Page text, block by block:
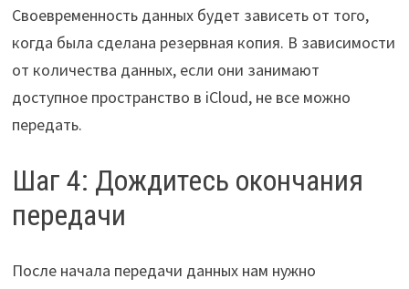
Своевременность данных будет зависеть от того,
когда была сделана резервная копия. В зависимости
от количества данных, если они занимают
доступное пространство в iCloud, не все можно
передать.
Шаг 4: Дождитесь окончания
передачи
После начала передачи данных нам нужно